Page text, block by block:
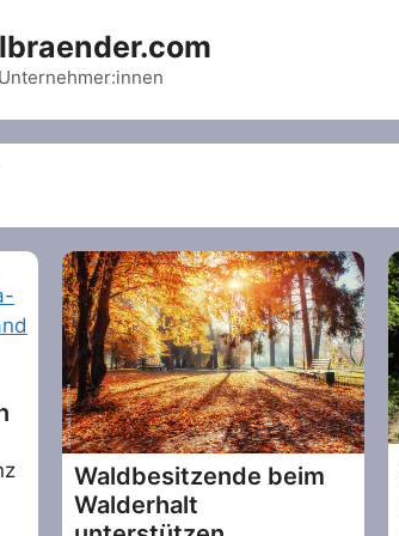
Waldbesitzende beim
Walderhalt